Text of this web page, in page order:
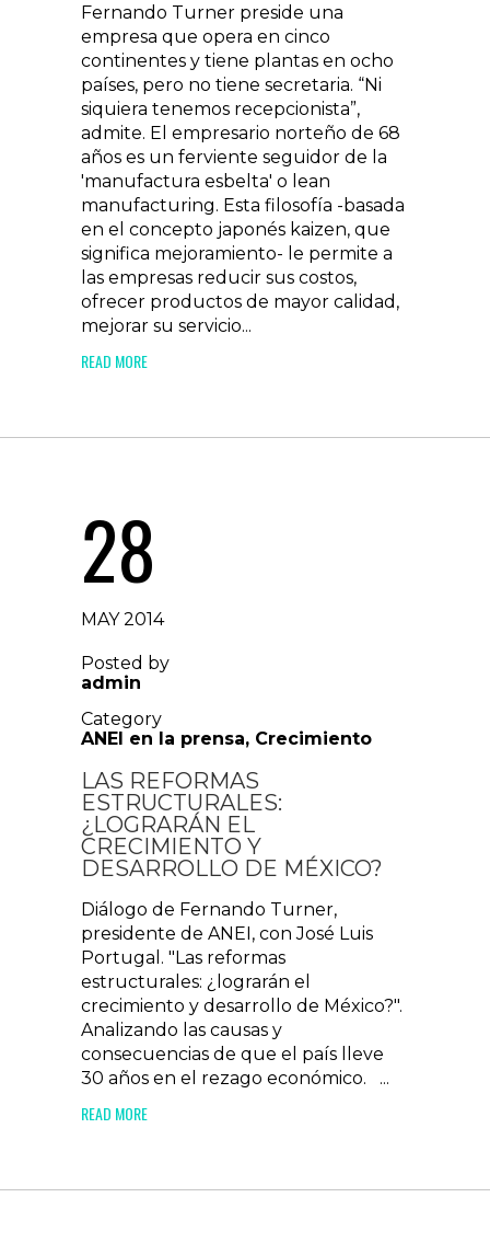
Fernando Turner preside una
empresa que opera en cinco
continentes y tiene plantas en ocho
países, pero no tiene secretaria. “Ni
siquiera tenemos recepcionista”,
admite. El empresario norteño de 68
años es un ferviente seguidor de la
'manufactura esbelta' o lean
manufacturing. Esta filosofía -basada
en el concepto japonés kaizen, que
significa mejoramiento- le permite a
las empresas reducir sus costos,
ofrecer productos de mayor calidad,
mejorar su servicio...
READ MORE
28
MAY 2014
Posted by
admin
Category
ANEI en la prensa, Crecimiento
LAS REFORMAS
ESTRUCTURALES:
¿LOGRARÁN EL
CRECIMIENTO Y
DESARROLLO DE MÉXICO?
Diálogo de Fernando Turner,
presidente de ANEI, con José Luis
Portugal. "Las reformas
estructurales: ¿lograrán el
crecimiento y desarrollo de México?".
Analizando las causas y
consecuencias de que el país lleve
30 años en el rezago económico. ...
READ MORE